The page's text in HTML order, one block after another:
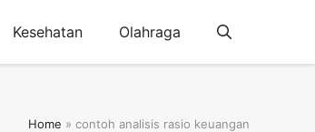
Kesehatan Olahraga
Home » contoh analisis rasio keuangan